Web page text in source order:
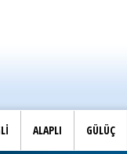
ALAPLI GÜLÜÇ